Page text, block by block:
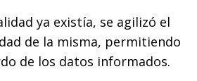
ya existía, se agilizó el
de la misma, permitiendo
de los datos informados.